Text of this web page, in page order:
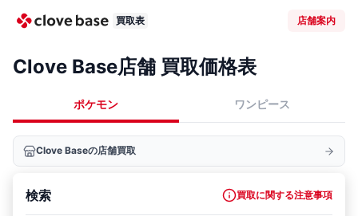
買取表 店舗案内
Clove Base店舗 買取価格表
ポケモン ワンピース
Clove Baseの店舗買取
検索 買取に関する注意事項